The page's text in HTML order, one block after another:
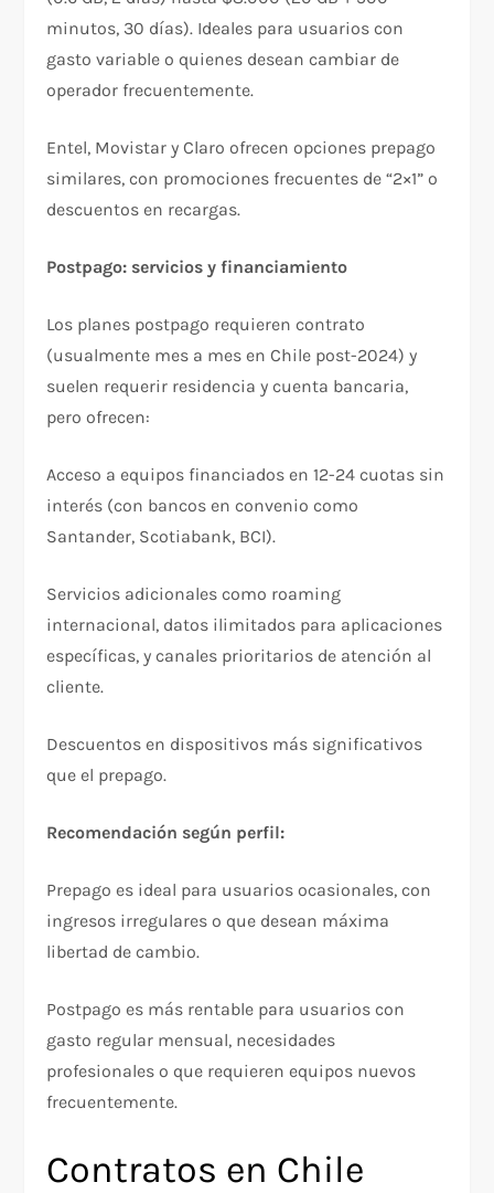
minutos, 30 días). Ideales para usuarios con
gasto variable o quienes desean cambiar de
operador frecuentemente.​
Entel, Movistar y Claro ofrecen opciones prepago
similares, con promociones frecuentes de “2×1” o
descuentos en recargas.​
Postpago: servicios y financiamiento
Los planes postpago requieren contrato
(usualmente mes a mes en Chile post-2024) y
suelen requerir residencia y cuenta bancaria,
pero ofrecen:​
Acceso a equipos financiados en 12-24 cuotas sin
interés (con bancos en convenio como
Santander, Scotiabank, BCI).​
Servicios adicionales como roaming
internacional, datos ilimitados para aplicaciones
específicas, y canales prioritarios de atención al
cliente.​
Descuentos en dispositivos más significativos
que el prepago.​
Recomendación según perfil:
Prepago es ideal para usuarios ocasionales, con
ingresos irregulares o que desean máxima
libertad de cambio.​
Postpago es más rentable para usuarios con
gasto regular mensual, necesidades
profesionales o que requieren equipos nuevos
frecuentemente.​
Contratos en Chile